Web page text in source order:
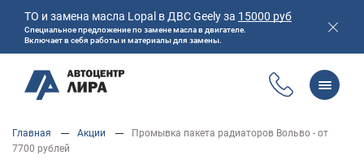
основному
ТО и замена масла Lopal в ДВС Geely за 15000 руб
Специальное предложение по замене масла в двигателе.
Включает в себя работы и материалы для замены.
Главная
Главная Акции
Промывка пакета радиаторов Вольво - от
7700 рублей